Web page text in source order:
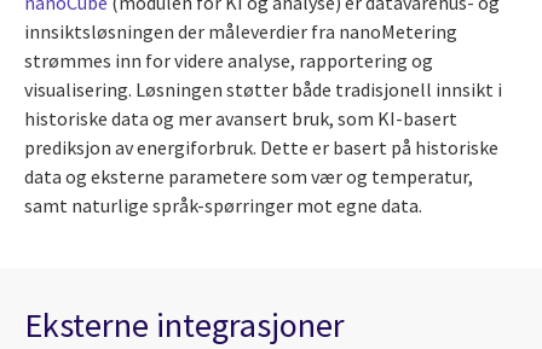
innsiktsløsningen der måleverdier fra nanoMetering
strømmes inn for videre analyse, rapportering og
visualisering. Løsningen støtter både tradisjonell innsikt i
historiske data og mer avansert bruk, som KI-basert
prediksjon av energiforbruk. Dette er basert på historiske
data og eksterne parametere som vær og temperatur,
samt naturlige språk-spørringer mot egne data.
Eksterne integrasjoner